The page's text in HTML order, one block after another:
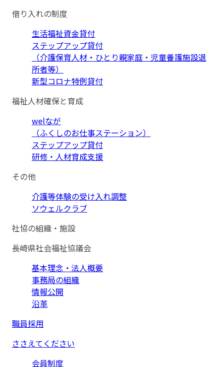
借り入れの制度
生活福祉資金貸付
ステップアップ貸付
（介護保育人材・ひとり親家庭・児童養護施設退
所者等）
新型コロナ特例貸付
福祉人材確保と育成
welなが
（ふくしのお仕事ステーション）
ステップアップ貸付
研修・人材育成支援
その他
介護等体験の受け入れ調整
ソウェルクラブ
社協の組織・施設
長崎県社会福祉協議会
基本理念・法人概要
事務局の組織
情報公開
沿革
職員採用
ささえてください
会員制度